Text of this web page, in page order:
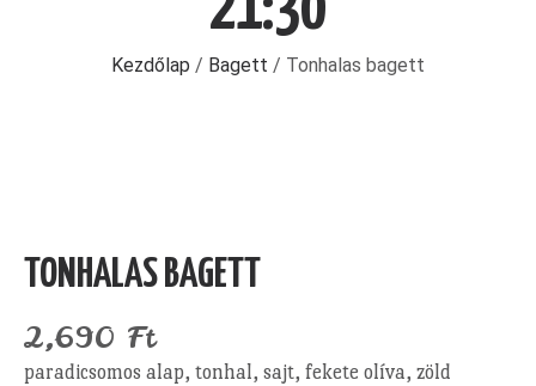
Kezdőlap / Bagett / Tonhalas bagett
TONHALAS BAGETT
2,690 Ft
paradicsomos alap, tonhal, sajt, fekete olíva, zöld